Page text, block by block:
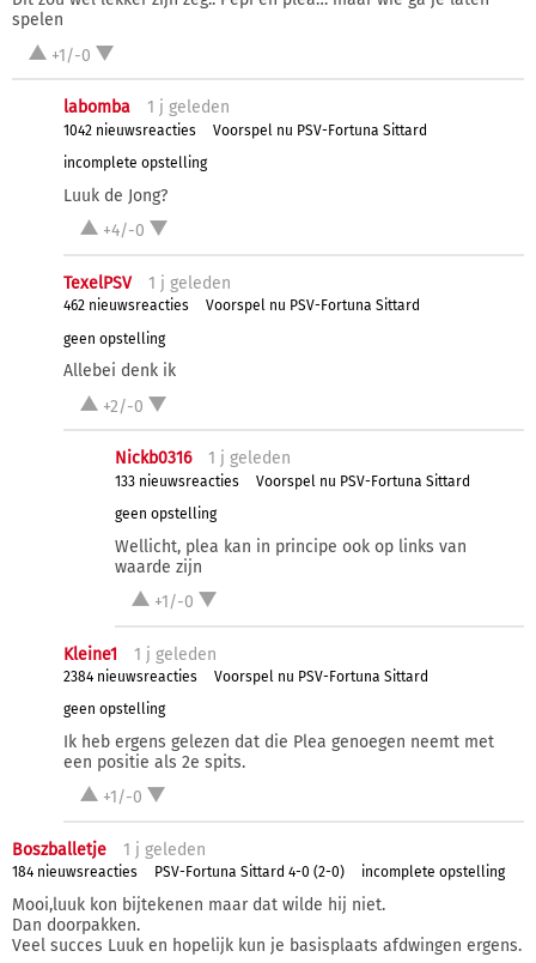
spelen
+1/-0
labomba 1 j geleden
1042 nieuwsreacties
Voorspel nu PSV-Fortuna Sittard
incomplete opstelling
Luuk de Jong?
+4/-0
TexelPSV 1 j geleden
462 nieuwsreacties
Voorspel nu PSV-Fortuna Sittard
geen opstelling
Allebei denk ik
+2/-0
Nickb0316 1 j geleden
133 nieuwsreacties
Voorspel nu PSV-Fortuna Sittard
geen opstelling
Wellicht, plea kan in principe ook op links van
waarde zijn
+1/-0
Kleine1 1 j geleden
2384 nieuwsreacties
Voorspel nu PSV-Fortuna Sittard
geen opstelling
Ik heb ergens gelezen dat die Plea genoegen neemt met
een positie als 2e spits.
+1/-0
Boszballetje 1 j geleden
184 nieuwsreacties PSV-Fortuna Sittard 4-0 (2-0) incomplete opstelling
Mooi,luuk kon bijtekenen maar dat wilde hij niet.
Dan doorpakken.
Veel succes Luuk en hopelijk kun je basisplaats afdwingen ergens.